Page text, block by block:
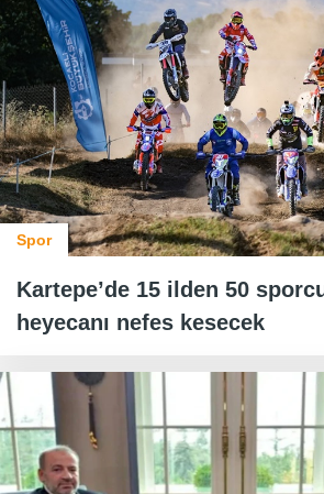
Spor
Kartepe’de 15 ilden 50
heyecanı nefes kesecek